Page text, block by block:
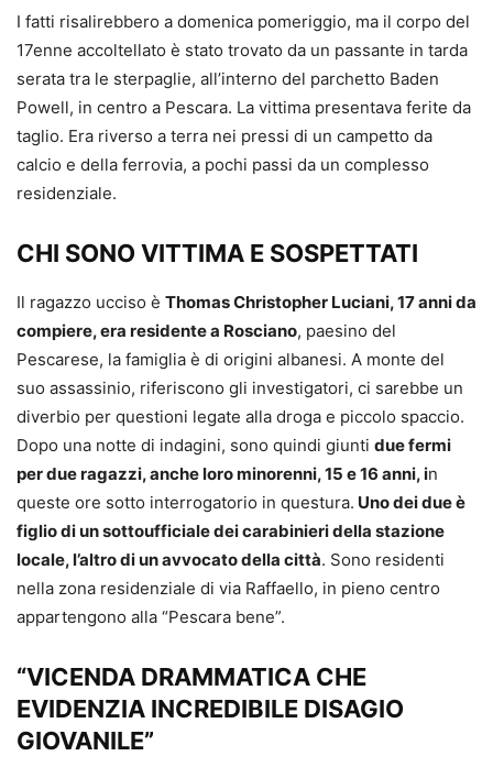
I fatti risalirebbero a domenica pomeriggio, ma il corpo del
17enne accoltellato è stato trovato da un passante in tarda
serata tra le sterpaglie, all’interno del parchetto Baden
Powell, in centro a Pescara. La vittima presentava ferite da
taglio. Era riverso a terra nei pressi di un campetto da
calcio e della ferrovia, a pochi passi da un complesso
residenziale.
CHI SONO VITTIMA E SOSPETTATI
Il ragazzo ucciso è Thomas Christopher Luciani, 17 anni da
compiere, era residente a Rosciano, paesino del
Pescarese, la famiglia è di origini albanesi. A monte del
suo assassinio, riferiscono gli investigatori, ci sarebbe un
diverbio per questioni legate alla droga e piccolo spaccio.
Dopo una notte di indagini, sono quindi giunti due fermi
per due ragazzi, anche loro minorenni, 15 e 16 anni, in
queste ore sotto interrogatorio in questura. Uno dei due è
figlio di un sottoufficiale dei carabinieri della stazione
locale, l’altro di un avvocato della città. Sono residenti
nella zona residenziale di via Raffaello, in pieno centro
appartengono alla “Pescara bene”.
“VICENDA DRAMMATICA CHE
EVIDENZIA INCREDIBILE DISAGIO
GIOVANILE”